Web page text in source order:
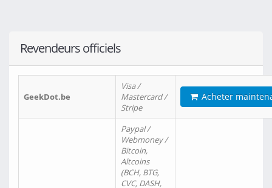
Revendeurs officiels
GeekDot.be
Visa /
Mastercard /
Stripe
Acheter
Paypal /
Webmoney /
Bitcoin,
Altcoins
(BCH, BTG,
CVC, DASH,